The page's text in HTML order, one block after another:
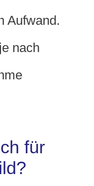
Aufwand.
nach
für